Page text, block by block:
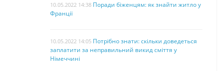
10.05.2022 14:38 Поради біженцям: як знайти житло у
Франції
10.05.2022 14:05 Потрібно знати: скільки доведеться
заплатити за неправильний викид сміття у
Німеччині